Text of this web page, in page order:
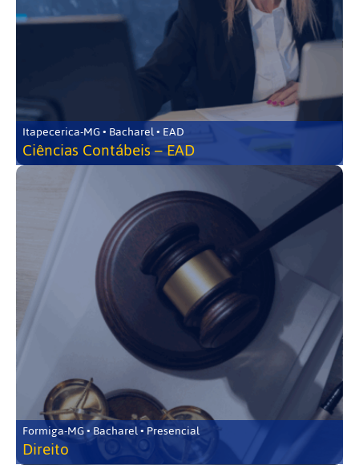
Itapecerica-MG • Bacharel • EAD
Ciências Contábeis – EAD
Formiga-MG • Bacharel • Presencial
Direito